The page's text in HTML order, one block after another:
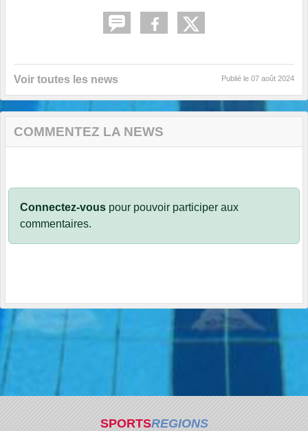
Voir toutes les news Publié le 07 août 2024
COMMENTEZ LA NEWS
Connectez-vous pour pouvoir participer aux
commentaires.
SPORTSREGIONS